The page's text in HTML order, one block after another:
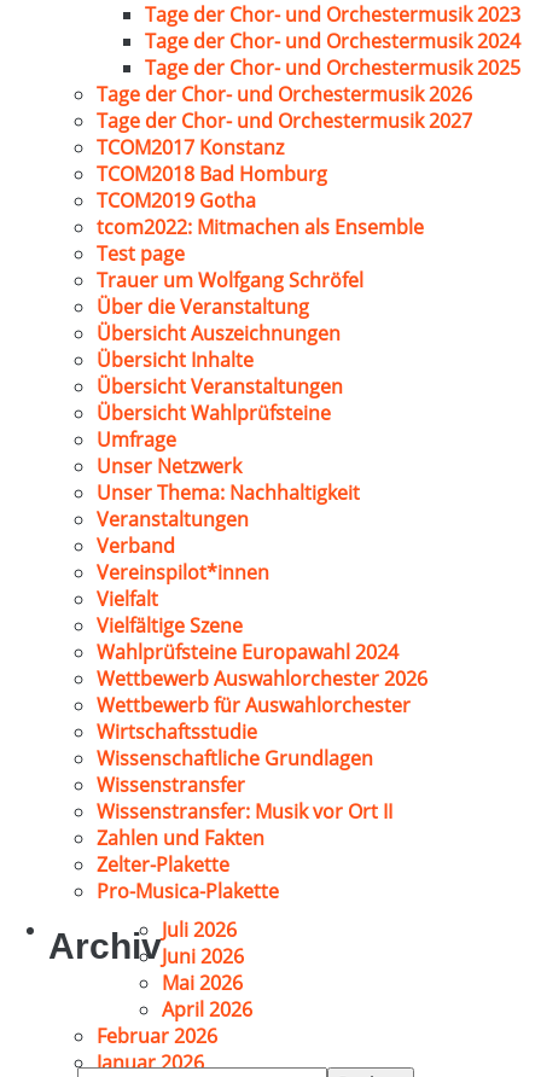
Tage der Chor- und Orchestermusik 2023
Tage der Chor- und Orchestermusik 2024
Tage der Chor- und Orchestermusik 2025
Tage der Chor- und Orchestermusik 2026
Tage der Chor- und Orchestermusik 2027
TCOM2017 Konstanz
TCOM2018 Bad Homburg
TCOM2019 Gotha
tcom2022: Mitmachen als Ensemble
Test page
Trauer um Wolfgang Schröfel
Über die Veranstaltung
Übersicht Auszeichnungen
Übersicht Inhalte
Übersicht Veranstaltungen
Übersicht Wahlprüfsteine
Umfrage
Unser Netzwerk
Unser Thema: Nachhaltigkeit
Veranstaltungen
Verband
Vereinspilot*innen
Vielfalt
Vielfältige Szene
Wahlprüfsteine Europawahl 2024
Wettbewerb Auswahlorchester 2026
Wettbewerb für Auswahlorchester
Wirtschaftsstudie
Wissenschaftliche Grundlagen
Wissenstransfer
Wissenstransfer: Musik vor Ort II
Zahlen und Fakten
Zelter-Plakette
Pro-Musica-Plakette
ArchivJuli 2026
Juni 2026
Mai 2026
April 2026
Februar 2026
Januar 2026